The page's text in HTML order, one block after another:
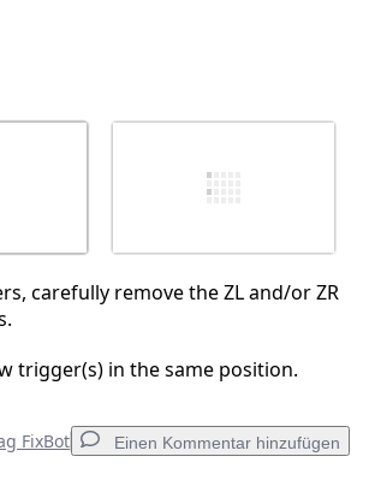
carefully remove the ZL and/or ZR
trigger(s) in the same position.
FixBot Einen Kommentar hinzufügen